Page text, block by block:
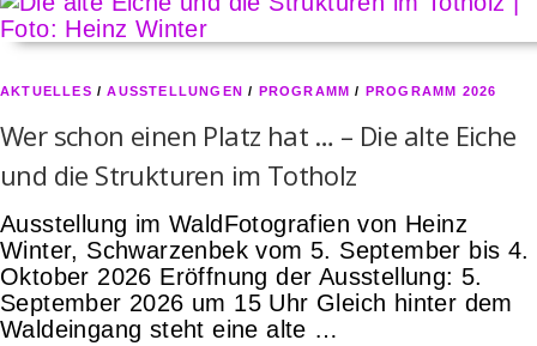
AKTUELLES /AUSSTELLUNGEN / PROGRAMM / PROGRAMM 2026
Wer schon einen Platz hat … – Die alte Eiche
und die Strukturen im Totholz
Ausstellung im WaldFotografien von Heinz
Winter, Schwarzenbek vom 5. September bis 4.
Oktober 2026 Eröffnung der Ausstellung: 5.
September 2026 um 15 Uhr Gleich hinter dem
Waldeingang steht eine alte …